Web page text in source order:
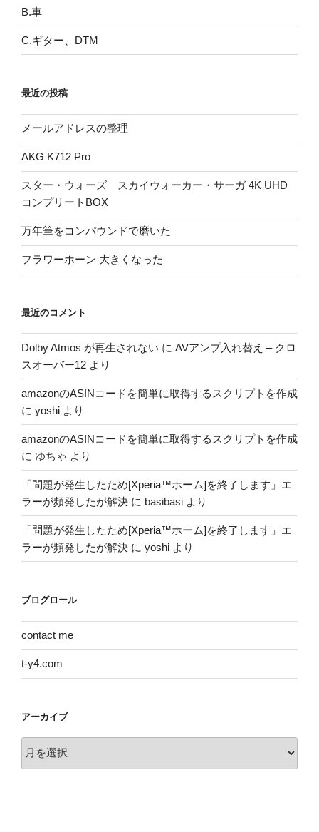
B.車
C.ギター、DTM
最近の投稿
メールアドレスの整理
AKG K712 Pro
スター・ウォーズ スカイウォーカー・サーガ 4K UHD
コンプリートBOX
万年筆をコンパウンドで磨いた
フラワーホーン 大きくなった
最近のコメント
Dolby Atmos が再生されない に AVアンプ入れ替え – クロ
スオーバー12 より
amazonのASINコードを簡単に取得するスクリプトを作成
に yoshi より
amazonのASINコードを簡単に取得するスクリプトを作成
に ゆちゃ より
「問題が発生したため[Xperia™ホーム]を終了します」エ
ラーが頻発したが解決 に basibasi より
「問題が発生したため[Xperia™ホーム]を終了します」エ
ラーが頻発したが解決 に yoshi より
ブログロール
contact me
t-y4.com
アーカイブ
ー